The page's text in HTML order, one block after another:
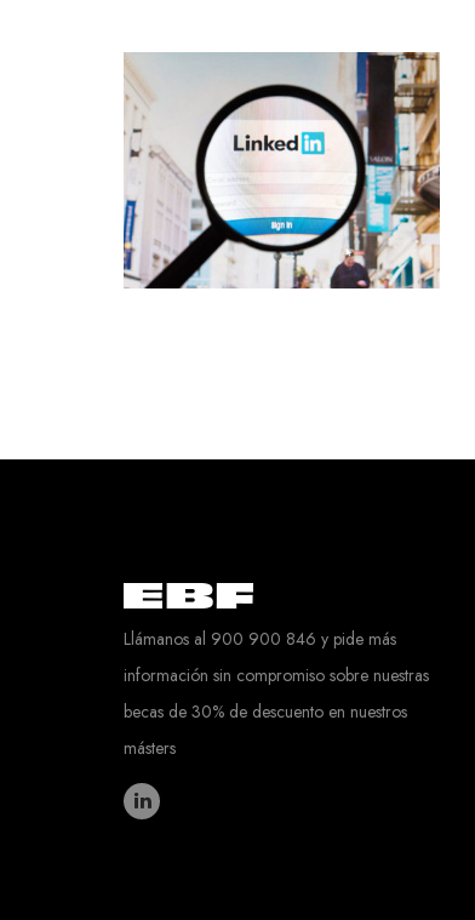
Llámanos al 900 900 846 y pide más
información sin compromiso sobre nuestras
becas de 30% de descuento en nuestros
másters